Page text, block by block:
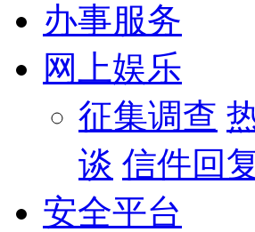
办事服务
网上娱乐
征集调查
谈 信件回
安全平台